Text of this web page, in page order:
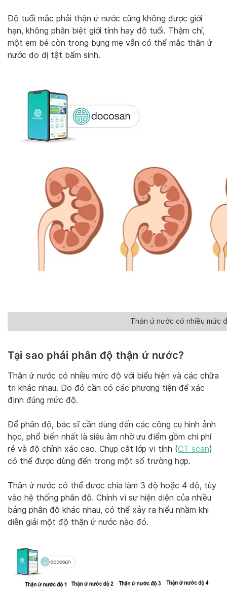
Độ tuổi mắc phải thận ứ nước cũng không được giới
hạn, không phân biệt giới tính hay độ tuổi. Thậm chí,
một em bé còn trong bụng mẹ vẫn có thể mắc thận ứ
nước do dị tật bẩm sinh.
Thận ứ nước có nhiều mức
Tại sao phải phân độ thận ứ nước?
Thận ứ nước có nhiều mức độ với biểu hiện và các chữa
trị khác nhau. Do đó cần có các phương tiện để xác
định đúng mức độ.
Để phân độ, bác sĩ cần dùng đến các công cụ hình ảnh
học, phổ biến nhất là siêu âm nhờ ưu điểm gồm chi phí
rẻ và độ chính xác cao. Chụp cắt lớp vi tính (CT scan)
có thể được dùng đến trong một số trường hợp.
Thận ứ nước có thể được chia làm 3 độ hoặc 4 độ, tùy
vào hệ thống phân độ. Chính vì sự hiện diện của nhiều
bảng phân độ khác nhau, có thể xảy ra hiểu nhầm khi
diễn giải một độ thận ứ nước nào đó.